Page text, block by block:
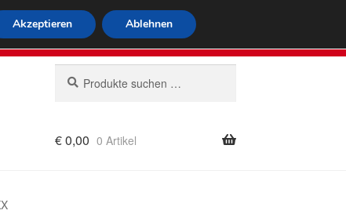
Versand
Mo-Fr 9-16 Uhr
nach:
€0,00 0 Artikel
Akzeptieren Ablehnen